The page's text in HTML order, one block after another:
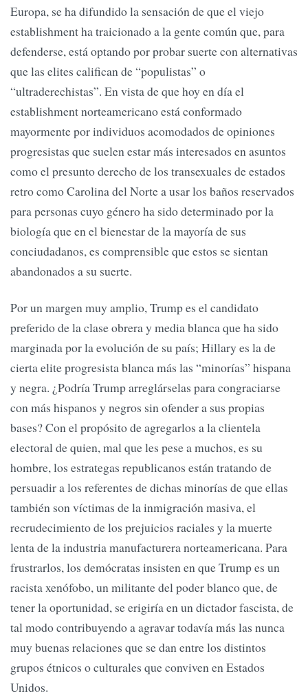
Europa, se ha difundido la sensación de que el viejo
establishment ha traicionado a la gente común que, para
defenderse, está optando por probar suerte con alternativas
que las elites califican de “populistas” o
“ultraderechistas”. En vista de que hoy en día el
establishment norteamericano está conformado
mayormente por individuos acomodados de opiniones
progresistas que suelen estar más interesados en asuntos
como el presunto derecho de los transexuales de estados
retro como Carolina del Norte a usar los baños reservados
para personas cuyo género ha sido determinado por la
biología que en el bienestar de la mayoría de sus
conciudadanos, es comprensible que estos se sientan
abandonados a su suerte.
Por un margen muy amplio, Trump es el candidato
preferido de la clase obrera y media blanca que ha sido
marginada por la evolución de su país; Hillary es la de
cierta elite progresista blanca más las “minorías” hispana
y negra. ¿Podría Trump arreglárselas para congraciarse
con más hispanos y negros sin ofender a sus propias
bases? Con el propósito de agregarlos a la clientela
electoral de quien, mal que les pese a muchos, es su
hombre, los estrategas republicanos están tratando de
persuadir a los referentes de dichas minorías de que ellas
también son víctimas de la inmigración masiva, el
recrudecimiento de los prejuicios raciales y la muerte
lenta de la industria manufacturera norteamericana. Para
frustrarlos, los demócratas insisten en que Trump es un
racista xenófobo, un militante del poder blanco que, de
tener la oportunidad, se erigiría en un dictador fascista, de
tal modo contribuyendo a agravar todavía más las nunca
muy buenas relaciones que se dan entre los distintos
grupos étnicos o culturales que conviven en Estados
Unidos.